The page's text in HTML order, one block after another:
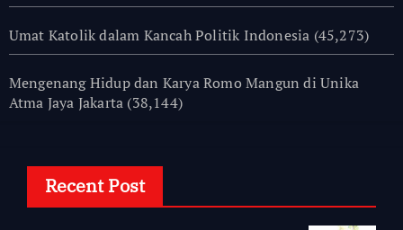
Umat Katolik dalam Kancah Politik Indonesia (45,273)
Mengenang Hidup dan Karya Romo Mangun di Unika
Atma Jaya Jakarta (38,144)
Recent Post